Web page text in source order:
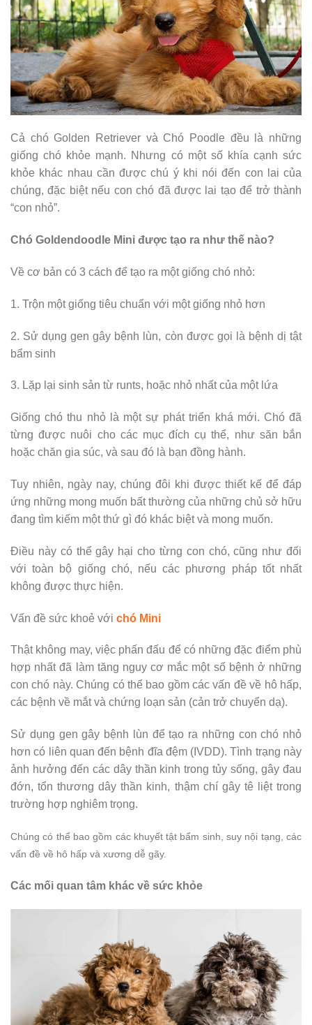
Cả chó Golden Retriever và Chó Poodle đều là những
giống chó khỏe mạnh. Nhưng có một số khía cạnh sức
khỏe khác nhau cần được chú ý khi nói đến con lai của
chúng, đặc biệt nếu con chó đã được lai tạo để trở thành
“con nhỏ”.
Chó Goldendoodle Mini được tạo ra như thế nào?
Về cơ bản có 3 cách để tạo ra một giống chó nhỏ:
1. Trộn một giống tiêu chuẩn với một giống nhỏ hơn
2. Sử dụng gen gây bệnh lùn, còn được gọi là bệnh dị tật
bẩm sinh
3. Lặp lại sinh sản từ runts, hoặc nhỏ nhất của một lứa
Giống chó thu nhỏ là một sự phát triển khá mới. Chó đã
từng được nuôi cho các mục đích cụ thể, như săn bắn
hoặc chăn gia súc, và sau đó là bạn đồng hành.
Tuy nhiên, ngày nay, chúng đôi khi được thiết kế để đáp
ứng những mong muốn bất thường của những chủ sở hữu
đang tìm kiếm một thứ gì đó khác biệt và mong muốn.
Điều này có thể gây hại cho từng con chó, cũng như đối
với toàn bộ giống chó, nếu các phương pháp tốt nhất
không được thực hiện.
Vấn đề sức khoẻ với chó Mini
Thật không may, việc phấn đấu để có những đặc điểm phù
hợp nhất đã làm tăng nguy cơ mắc một số bệnh ở những
con chó này. Chúng có thể bao gồm các vấn đề về hô hấp,
các bệnh về mắt và chứng loạn sản (cản trở chuyển dạ).
Sử dụng gen gây bệnh lùn để tạo ra những con chó nhỏ
hơn có liên quan đến bệnh đĩa đệm (IVDD). Tình trạng này
ảnh hưởng đến các dây thần kinh trong tủy sống, gây đau
đớn, tổn thương dây thần kinh, thậm chí gây tê liệt trong
trường hợp nghiêm trọng.
Chúng có thể bao gồm các khuyết tật bẩm sinh, suy nội tạng, các
vấn đề về hô hấp và xương dễ gãy.
Các mối quan tâm khác về sức khỏe